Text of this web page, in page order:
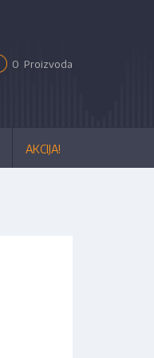
0 Proizvoda
AKCIJA!